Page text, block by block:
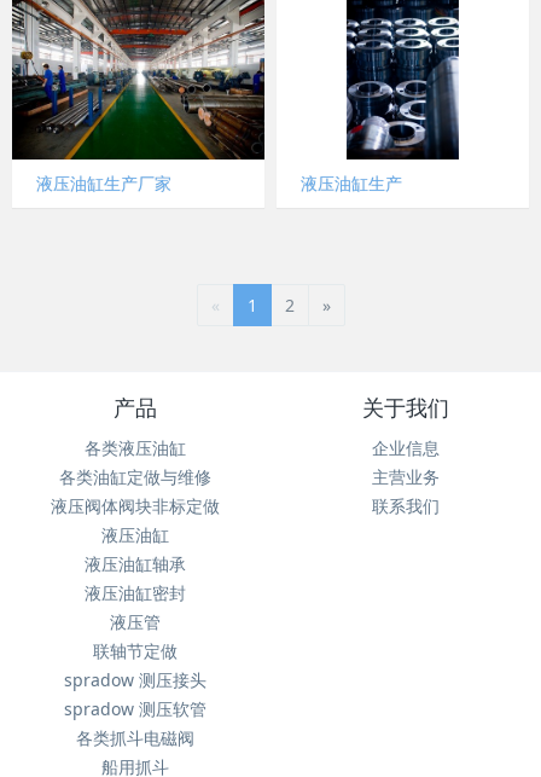
液压油缸生产厂家 液压油缸生产
« 1 2 »
产品
各类液压油缸
各类油缸定做与维修
液压阀体阀块非标定做
液压油缸
液压油缸轴承
液压油缸密封
液压管
联轴节定做
spradow 测压接头
spradow 测压软管
各类抓斗电磁阀
船用抓斗
关于我们
企业信息
主营业务
联系我们